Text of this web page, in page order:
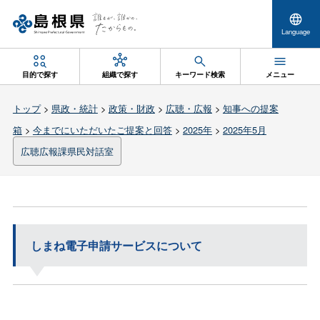
Language
目的で探す 組織で探す キーワード検索 メニュー
トップ> 県政・統計> 政策・財政 > 広聴・広報 > 知事への提案
箱> 今までにいただいたご提案と回答> 2025年> 2025年5月
広聴広報課県民対話室
しまね電子申請サービスについて